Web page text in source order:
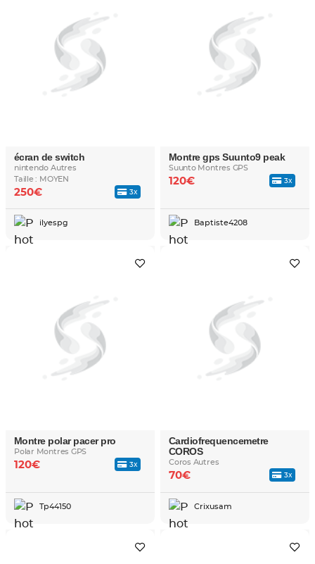
écran de switch
nintendo Autres
Taille : MOYEN
3x
250€
ilyespg
Montre gps Suunto9 peak
Suunto Montres GPS
3x
120€
Baptiste4208
Montre polar pacer pro
Polar Montres GPS
3x
120€
Tp44150
Cardiofrequencemetre
COROS
Coros Autres
3x
70€
Crixusam